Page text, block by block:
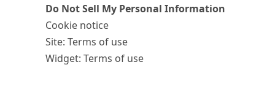
Do Not Sell My Personal Information
Cookie notice
Site: Terms of use
Widget: Terms of use